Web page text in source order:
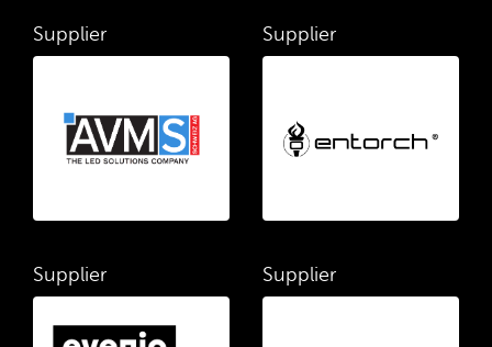
Supplier Supplier
Supplier Supplier